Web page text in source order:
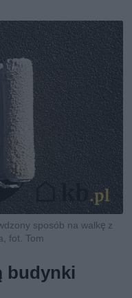
sposób na walkę z
fot. Tom
budynki